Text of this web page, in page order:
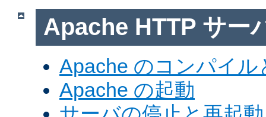
Apache HTTP サー
Apache のコンパイ
Apache の起動